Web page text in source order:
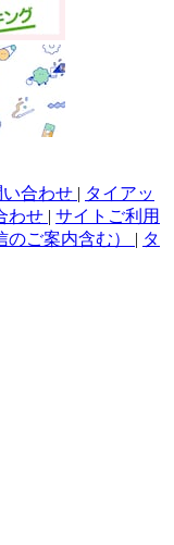
合わせ | タイアッ
わせ | サイトご利用
ご案内含む） | タ